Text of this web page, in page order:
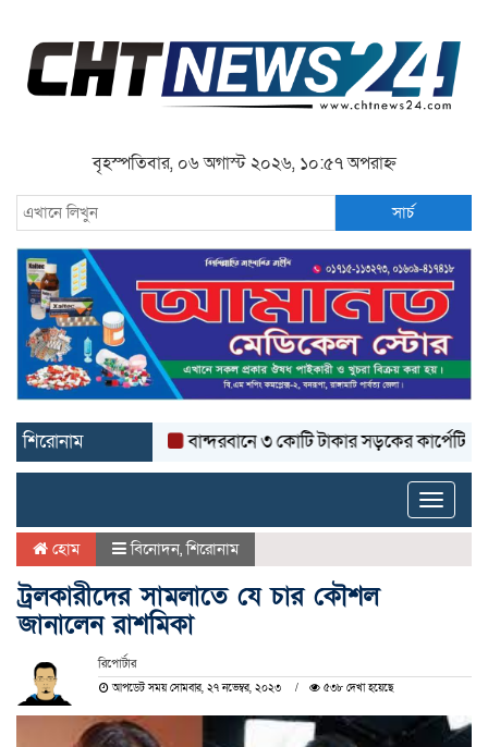
বৃহস্পতিবার, ০৬ অগাস্ট ২০২৬, ১০:৫৭ অপরাহ্ন
সার্চ
শিরোনাম বান্দরবানে ৩ কোটি টাকার সড়কের কার্পেটিং উঠে
Toggle
হোম বিনোদন,শিরোনাম
ট্রলকারীদের সামলাতে যে চার কৌশল
জানালেন রাশমিকা
রিপোর্টার
আপডেট সময় সোমবার, ২৭ নভেম্বর, ২০২৩ ৫৩৮ দেখা হয়েছে